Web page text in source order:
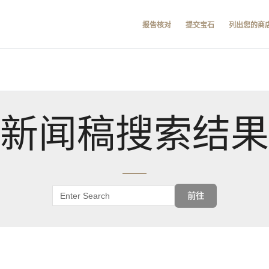
报告核对 提交宝石 列出您的商
新闻稿搜索结果
前往